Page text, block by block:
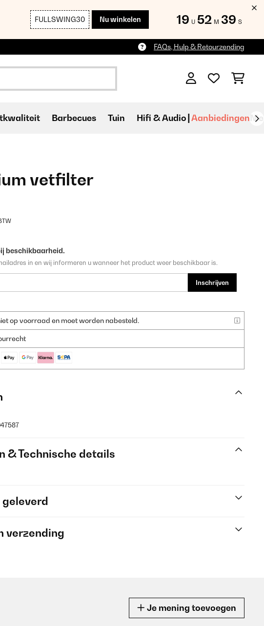
FULLSWING30 Nu winkelen 19 U 52 M 37 S
FAQs, Hulp & Retourzending
Barbecues Tuin Hifi & Audio Aanbiedingen
vetfilter
beschikbaarheid.
in en wij informeren u wanneer het product weer beschikbaar is.
Inschrijven
op voorraad en moet worden nabesteld.
& Technische details
verzending
Je mening toevoegen